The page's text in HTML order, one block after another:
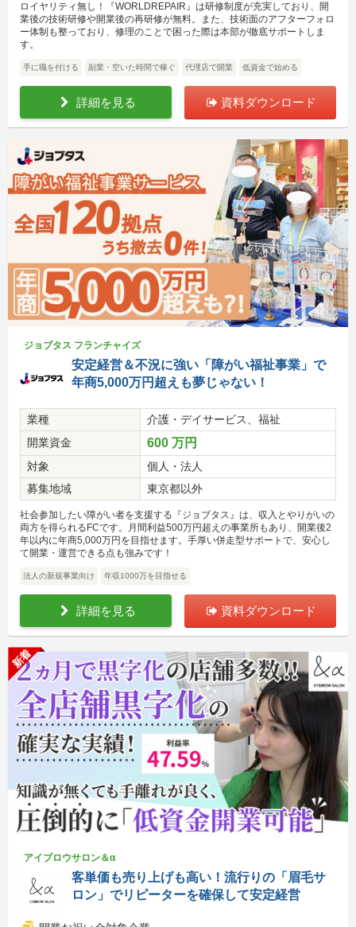
ロイヤリティ無し！『WORLDREPAIR』は研修制度が充実しており、開
業後の技術研修や開業後の再研修が無料。また、技術面のアフターフォロ
ー体制も整っており、修理のことで困った際は本部が徹底サポートしま
す。
手に職を付ける 副業・空いた時間で稼ぐ 代理店で開業 低資金で始める
詳細を見る 資料ダウンロード
ジョブタス フランチャイズ
安定経営＆不況に強い「障がい福祉事業」で
年商5,000万円超えも夢じゃない！
業種
介護・デイサービス、福祉
開業資金
600 万円
対象
個人・法人
募集地域
東京都以外
社会参加したい障がい者を支援する『ジョブタス』は、収入とやりがいの
両方を得られるFCです。月間利益500万円超えの事業所もあり、開業後2
年以内に年商5,000万円を目指せます。手厚い併走型サポートで、安心し
て開業・運営できる点も強みです！
法人の新規事業向け 年収1000万を目指せる
詳細を見る 資料ダウンロード
新着
アイブロウサロン＆α
客単価も売り上げも高い！流行りの「眉毛サ
ロン」でリピーターを確保して安定経営